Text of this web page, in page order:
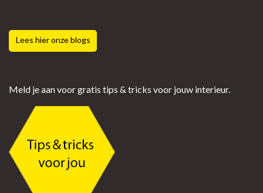
Lees hier onze blogs
Meld je aan voor gratis tips & tricks voor jouw interieur.